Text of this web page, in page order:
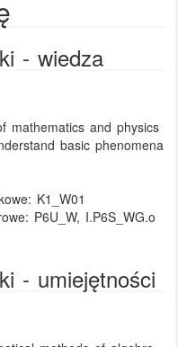
- wiedza
mathematics and physics
basic phenomena
K1_W01
P6U_W, I.P6S_WG.o
- umiejętności